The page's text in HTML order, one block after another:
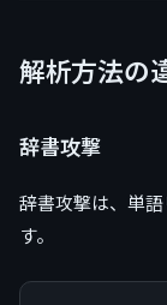
解析方法の
辞書攻撃
辞書攻撃は、単
す。